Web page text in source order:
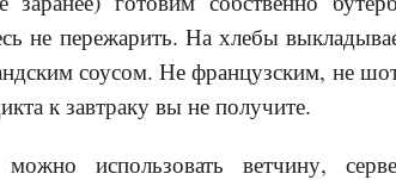
не пережарить. На хлебы
соусом. Не французским, не
к завтраку вы не получите.
использовать ветчину,